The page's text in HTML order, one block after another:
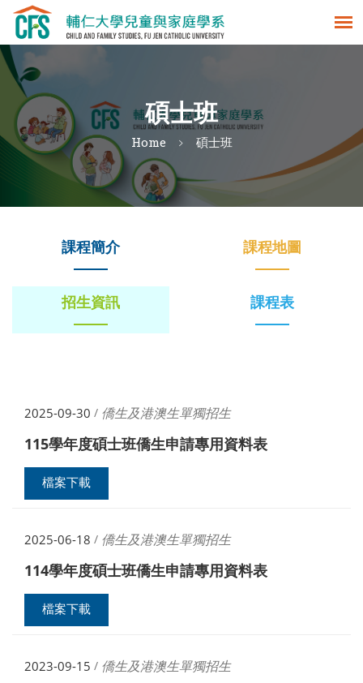
碩士班
Home 碩士班
課程簡介 課程地圖
招生資訊 課程表
2025-09-30 / 僑生及港澳生單獨招生
115學年度碩士班僑生申請專用資料表
檔案下載
2025-06-18 / 僑生及港澳生單獨招生
114學年度碩士班僑生申請專用資料表
檔案下載
2023-09-15 / 僑生及港澳生單獨招生